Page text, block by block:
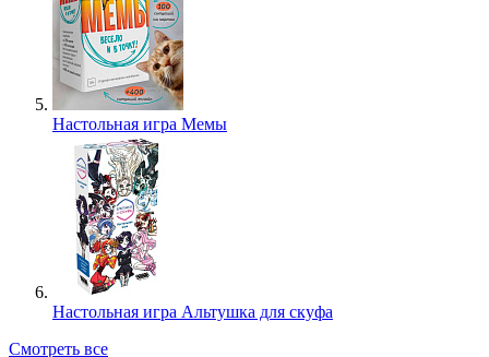
Настольная игра Мемы
Настольная игра Альтушка для скуфа
Смотреть все